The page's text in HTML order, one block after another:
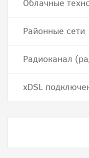
Облачные
Районные сети
Радиоканал
хDSL